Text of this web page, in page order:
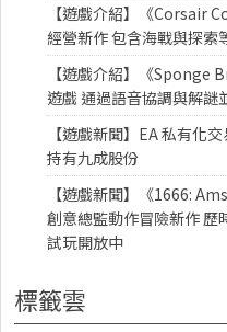
【遊戲介紹】《Corsair
經營新作 包含海戰與探索
【遊戲介紹】《Sponge
遊戲 通過語音協調與解謎
【遊戲新聞】EA 私有化
持有九成股份
【遊戲新聞】《1666:
創意總監動作冒險新作 歷
試玩開放中
標籤雲